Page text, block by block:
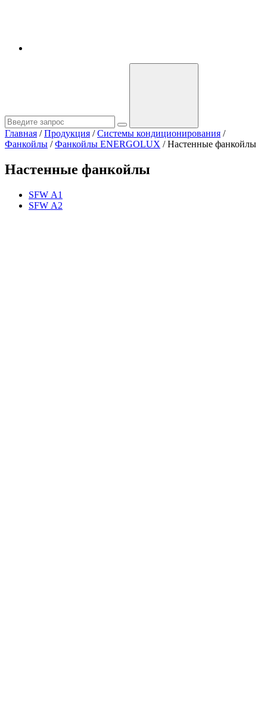
Главная / Продукция / Системы кондиционирования /
Фанкойлы / Фанкойлы ENERGOLUX /Настенные фанкойлы
Настенные фанкойлы
SFW А1
SFW А2